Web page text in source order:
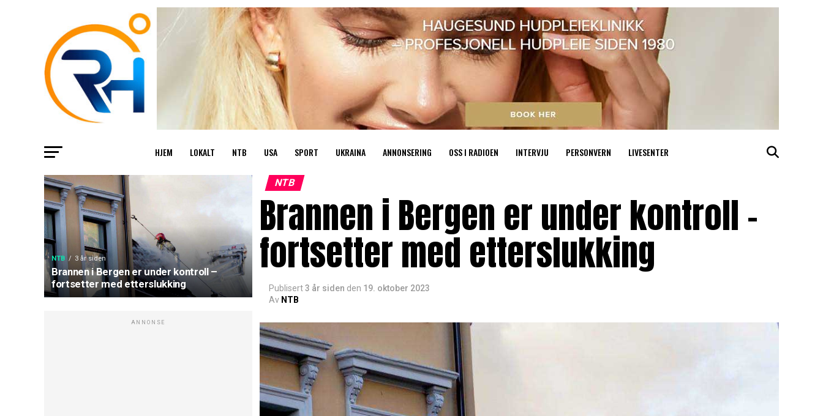
HJEM LOKALT NTB USA SPORT UKRAINA ANNONSERING OSS I RADIOEN INTERVJU PERSONVERN LIVESENTER
NTB 3 år siden
Brannen i Bergen er under kontroll –
fortsetter med etterslukking
ANNONSE
NTB
Brannen i Bergen er under kontroll –
fortsetter med etterslukking
Publisert3 år siden den 19. oktober 2023
Av NTB